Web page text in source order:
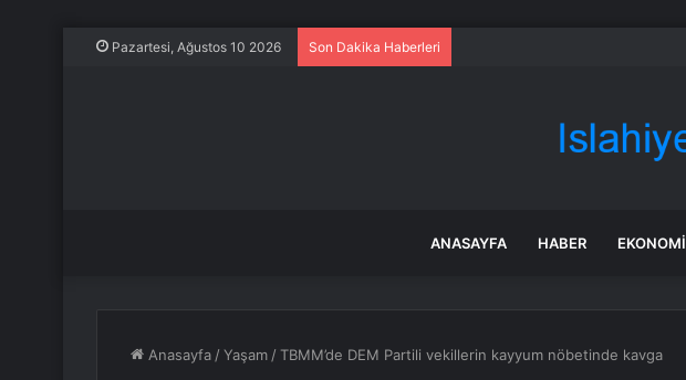
Pazartesi, Ağustos 10 2026 Son Dakika Haberleri
ANASAYFA HABER EKONOMI
Anasayfa /Yaşam /TBMM’de DEM Partili vekillerin kayyum nöbetinde kavga